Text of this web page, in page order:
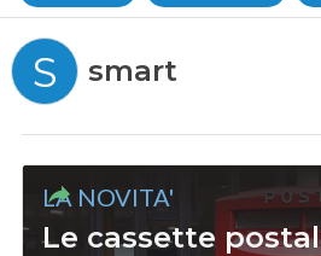
S smart
LA NOVITA'
Le cassette